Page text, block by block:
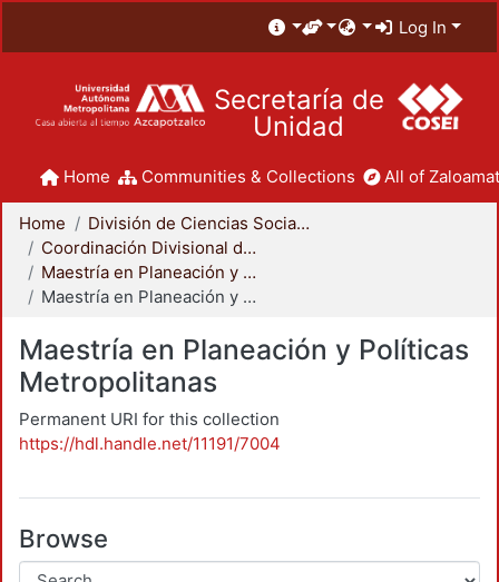
Log In
Secretaría de
Unidad
Home Communities & Collections All of
Home
División de Ciencias Sociales y Humanidades
Coordinación Divisional de Posgrado
Maestría en Planeación y Políticas Metropolitanas
Maestría en Planeación y Políticas Metropolitanas
Maestría en Planeación y Políticas
Metropolitanas
Permanent URI for this collection
https://hdl.handle.net/11191/7004
Browse